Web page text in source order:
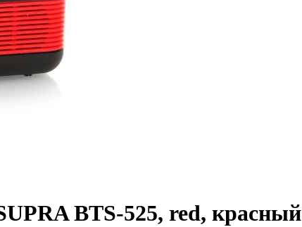
BTS-525, red, красный